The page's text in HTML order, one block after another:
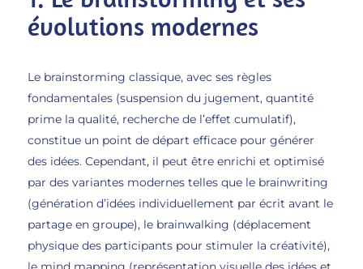
évolutions modernes
Le brainstorming classique, avec ses règles
fondamentales (suspension du jugement, quantité
prime la qualité, recherche de l’effet cumulatif),
constitue un point de départ efficace pour générer
des idées. Cependant, il peut être enrichi et optimisé
par des variantes modernes telles que le brainwriting
(génération d’idées individuellement par écrit avant le
partage en groupe), le brainwalking (déplacement
physique des participants pour stimuler la créativité),